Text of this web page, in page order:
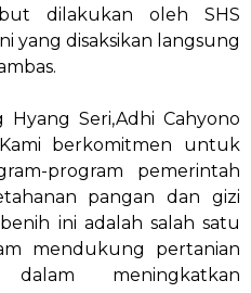
dilakukan oleh SHS
yang disaksikan langsung
Seri,Adhi Cahyono
berkomitmen untuk
program pemerintah
pangan dan gizi
ini adalah salah satu
mendukung pertanian
meningkatkan